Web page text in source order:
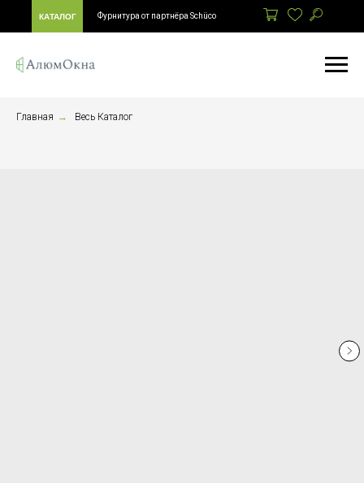
КАТАЛОГ Фурнитура от партнёра Schüco
Главная → Весь Каталог